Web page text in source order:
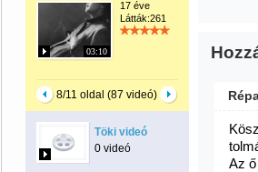
03:10
17 éve
Látták:261
8/11 oldal (87 videó)
Töki videó
0 videó
Az